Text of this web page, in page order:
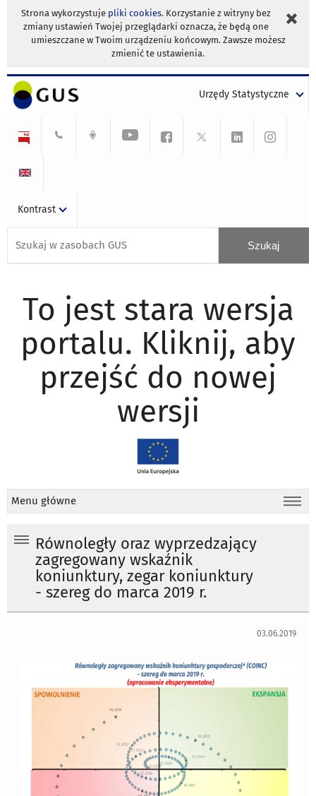
Strona wykorzystuje pliki cookies. Korzystanie z witryny bez
zmiany ustawień Twojej przeglądarki oznacza, że będą one
umieszczane w Twoim urządzeniu końcowym. Zawsze możesz
zmienić te ustawienia.
Urzędy Statystyczne
Kontrast
To jest stara wersja
portalu. Kliknij, aby
przejść do nowej
wersji
Menu główne
Równoległy oraz wyprzedzający
zagregowany wskaźnik
koniunktury, zegar koniunktury
- szereg do marca 2019 r.
03.06.2019